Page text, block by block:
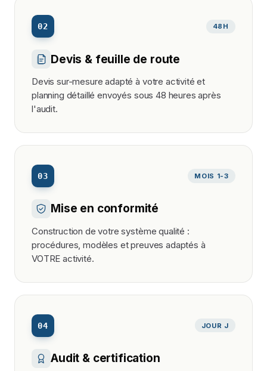
02 48H
Devis & feuille de route
Devis sur-mesure adapté à votre activité et
planning détaillé envoyés sous 48 heures après
l'audit.
03 MOIS 1-3
Mise en conformité
Construction de votre système qualité :
procédures, modèles et preuves adaptés à
VOTRE activité.
04 JOUR J
Audit & certification